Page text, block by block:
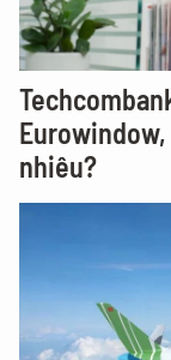
Eurowindow,
nhiêu?